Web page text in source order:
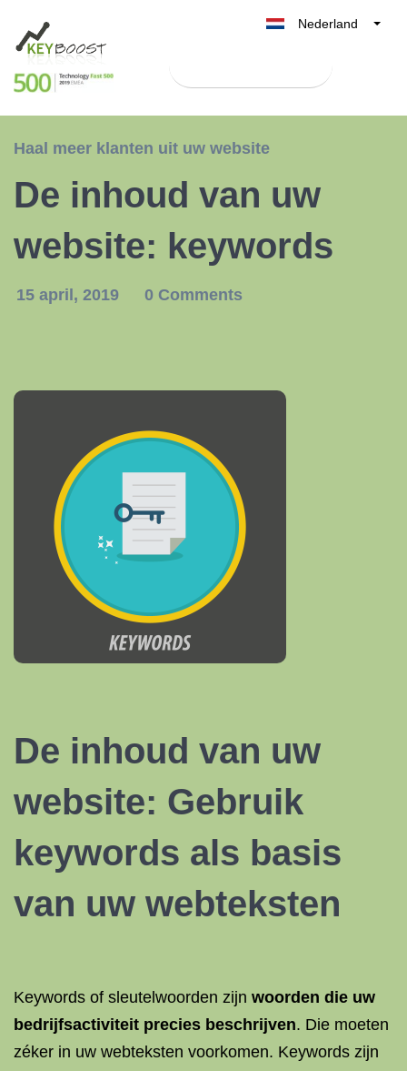
Nederland
België
España
Haal meer klanten uit uw website
De inhoud van uw
website: keywords
15 april, 2019 0 Comments
De inhoud van uw
website: Gebruik
keywords als basis
van uw webteksten
Keywords of sleutelwoorden zijn woorden die uw
bedrijfsactiviteit precies beschrijven. Die moeten
zéker in uw webteksten voorkomen. Keywords zijn